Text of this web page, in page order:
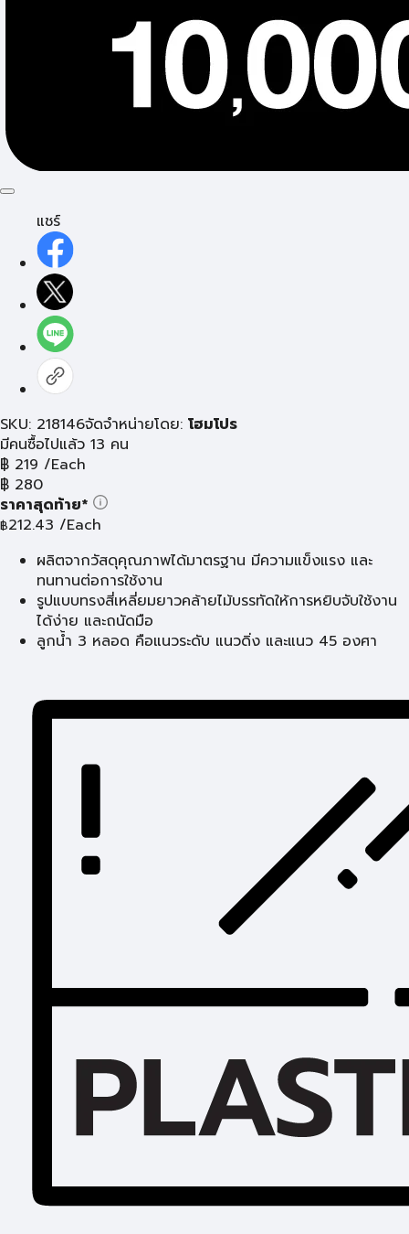
แชร์
SKU: 218146จัดจำหน่ายโดย: โฮมโปร
มีคนซื้อไปแล้ว 13 คน
฿ 219 /Each
฿ 280
ราคาสุดท้าย*
฿212.43 /Each
ผลิตจากวัสดุคุณภาพได้มาตรฐาน มีความแข็งแรง และ
ทนทานต่อการใช้งาน
รูปแบบทรงสี่เหลี่ยมยาวคล้ายไม้บรรทัดให้การหยิบจับใช้งาน
ได้ง่าย และถนัดมือ
ลูกน้ำ 3 หลอด คือแนวระดับ แนวดิ่ง และแนว 45 องศา